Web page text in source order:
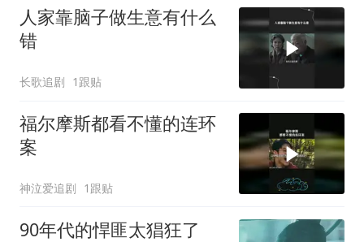
人家靠脑子做生意有什么
错
长歌追剧 1跟贴
福尔摩斯都看不懂的连环
案
神泣爱追剧 1跟贴
90年代的悍匪太猖狂了